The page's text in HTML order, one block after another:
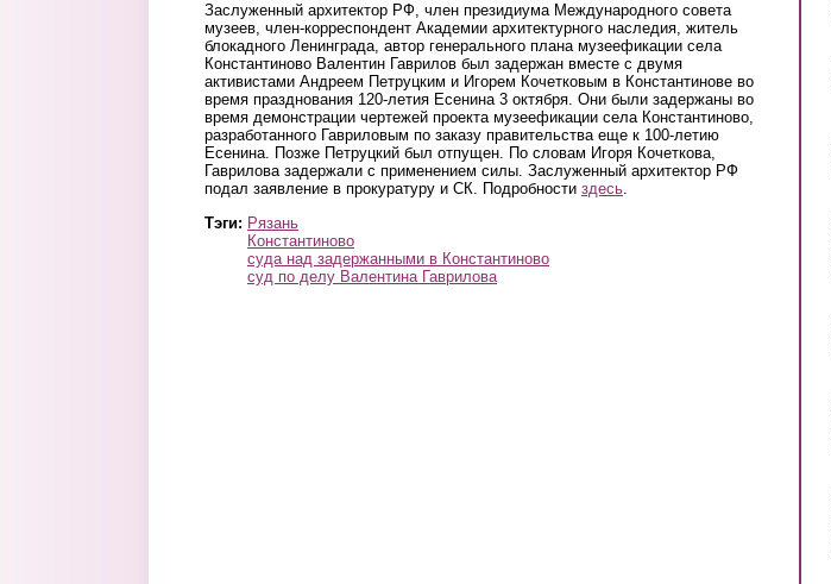
Заслуженный архитектор РФ, член президиума Международного совета
музеев, член-корреспондент Академии архитектурного наследия, житель
блокадного Ленинграда, автор генерального плана музеефикации села
Константиново Валентин Гаврилов был задержан вместе с двумя
активистами Андреем Петруцким и Игорем Кочетковым в Константинове во
время празднования 120-летия Есенина 3 октября. Они были задержаны во
время демонстрации чертежей проекта музеефикации села Константиново,
разработанного Гавриловым по заказу правительства еще к 100-летию
Есенина. Позже Петруцкий был отпущен. По словам Игоря Кочеткова,
Гаврилова задержали с применением силы. Заслуженный архитектор РФ
подал заявление в прокуратуру и СК. Подробности здесь.
Тэги: Рязань
Константиново
суда над задержанными в Константиново
суд по делу Валентина Гаврилова